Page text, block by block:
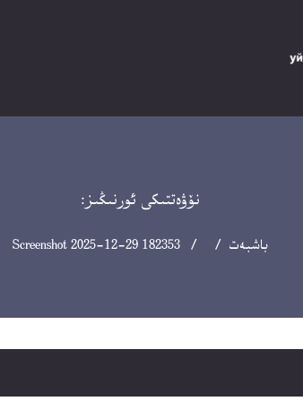
نۆۋەتتىكى ئورنىڭىز:
باشبەت / / Screenshot 2025-12-29 182353